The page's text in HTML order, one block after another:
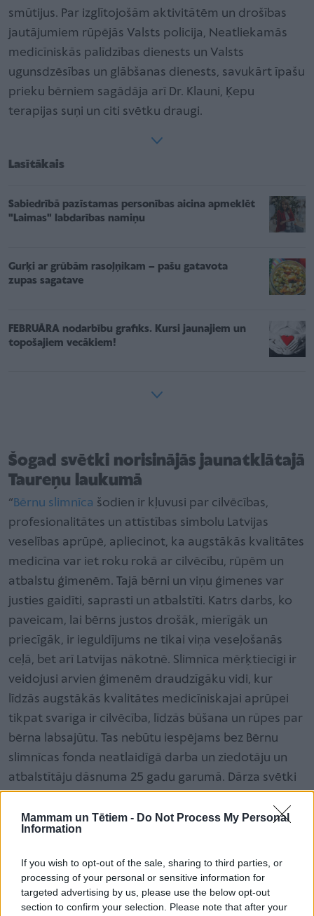
Mammam un Tētiem - Do Not Process My Personal
Information
If you wish to opt-out of the sale, sharing to third parties, or
processing of your personal or sensitive information for
targeted advertising by us, please use the below opt-out
section to confirm your selection. Please note that after your
smūtijus. Par izglītojošām aktivitātēm un drošības
jautājumiem rūpējās Valsts policija, Neatliekamās
medicīniskās palīdzības dienests un Valsts
ugunsdzēsības un glābšanas dienests, savukārt īpašu
prieku bērniem sagādāja arī Dr. Klauni, Ķepu
terapijas suņi un citi svētku draugi.
Lasītākais
Sabiedrībā pazīstamas personības aicina apmeklēt
"Laimas" labdarības namiņu
Gurķi ar grūbām rasoļņikam – pašu gatavota
zupas sagatave
FEBRUĀRA nodarbību grafiks. Kursi jaunajiem un
topošajiem vecākiem!
Šogad svētki norisinājās jaunatklātajā
Taureņu laukumā
“Bērnu slimnīca šodien ir kļuvusi par cilvēcības,
profesionalitātes un attīstības simbolu Latvijas
veselības aprūpē, apliecinot, ka augstākās kvalitātes
medicīna var iet roku rokā ar cilvēcību, rūpēm un
atbalstu ģimenēm. Tajā bērni un viņu ģimenes var
justies gaidīti, saprasti un atbalstīti. Katrs darbs, ko
paveicam, lai bērns justos drošāk, mierīgāk un
priecīgāk, ir ieguldījums ne tikai viņa veseļošanās
ceļā, bet arī Latvijas nākotnē. Slimnīca mērķtiecīgi ir
veidojusi arvien ģimenēm draudzīgāku vidi, kur
līdzās augstākās kvalitātes medicīniskajai aprūpei
tikpat svarīga ir cilvēcība, līdzās būšana un rūpes par
bērna labsajūtu. Tas nebūtu iespējams bez Bērnu
slimnīcas fonda neatlaidīgā darba un ziedotāju un
atbalstītāju dāsnuma 25 gadu garumā. Dārza svētki
bērniem ir tiesības uz prieku, svētkiem un
bezrūpīgiem mirkļiem kopā ar saviem tuvākajiem.
Īpašs prieks, ka šogad tie norisinās jaunatklātajā
Taureņu laukumā – vietā, kas radīta kustībai,
satikšanās priekam un bērnu smaidiem,” uzsver